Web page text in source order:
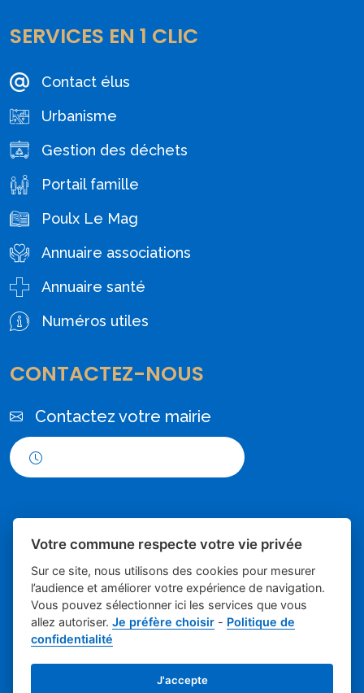
SERVICES EN 1 CLIC
Contact élus
Urbanisme
Gestion des déchets
Portail famille
Poulx Le Mag
Annuaire associations
Annuaire santé
Numéros utiles
CONTACTEZ-NOUS
Contactez votre mairie
Place du village la solution web et
appli des collectivités
- Mairie de
Mentions légales- Gestion des cookies
Votre commune respecte votre vie privée
Sur ce site, nous utilisons des cookies pour mesurer
l’audience et améliorer votre expérience de navigation.
Vous pouvez sélectionner ici les services que vous
allez autoriser.Je préfère choisir - Politique de
confidentialité
J'accepte